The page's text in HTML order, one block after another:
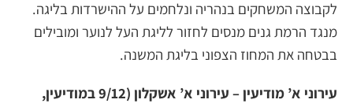
לקבוצה המשחקים בנהריה ונלחמים על ההישרדות בליגה.
מנגד הרמת גנים מנסים לחזור לליגת העל לנוער ומובילים
בבטחה את המחוז הצפוני בליגת המשנה.
עירוני א’ מודיעין – עירוני א’ אשקלון (9/12 במודיעין,